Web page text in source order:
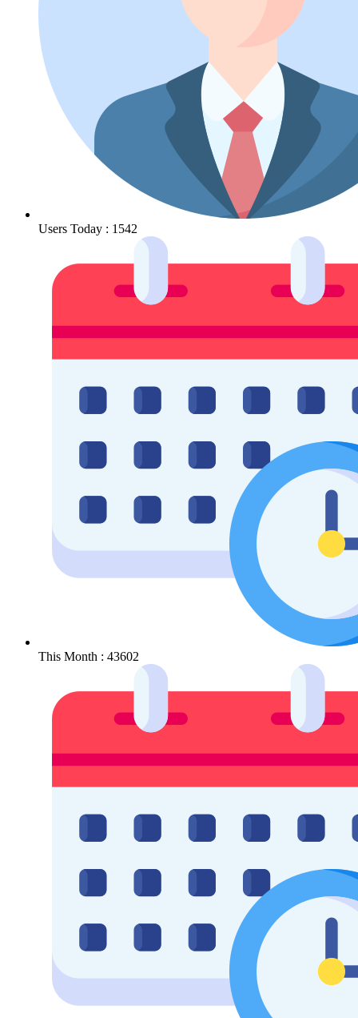
Users Today : 1542
This Month : 43602